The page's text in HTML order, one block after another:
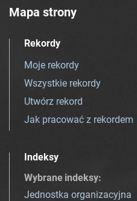
Mapa strony
Rekordy
Moje rekordy
Wszystkie rekordy
Utwórz rekord
Jak pracować z rekordem
Indeksy
Wybrane indeksy:
Jednostka organizacyjna